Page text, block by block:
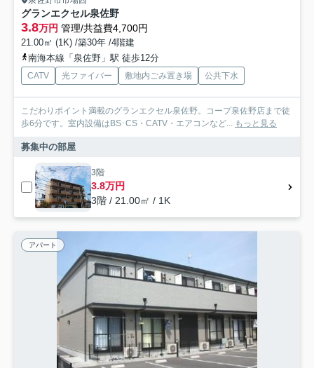
グランエクセル泉佐野
3.8万円 管理/共益費4,700円
21.00㎡ (1K) /築30年 /4階建
南海本線「泉佐野」駅 徒歩12分
CATV 光ファイバー 敷地内ごみ置き場 公共下水
こだわりポイント満載のグランエクセル泉佐野。コープ泉佐野店まで徒
歩6分です。室内設備はBS･CS・CATV・エアコンなど... もっと見る
募集中の部屋
3階
3.8万円
3階 / 21.00㎡ / 1K
アパート